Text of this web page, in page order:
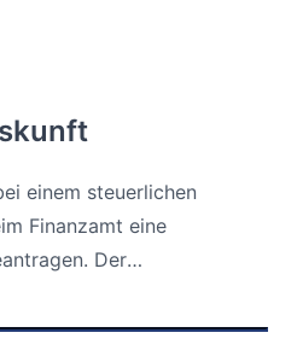
einem steuerlichen
Finanzamt eine
Der